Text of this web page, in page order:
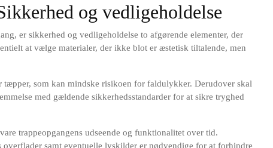
og vedligeholdelse
er sikkerhed og vedligeholdelse to afgørende elementer, der
at vælge materialer, der ikke blot er æstetisk tiltalende, men
som kan mindske risikoen for faldulykker. Derudover skal
med gældende sikkerhedsstandarder for at sikre tryghed
trappeopgangens udseende og funktionalitet over tid.
samt eventuelle lyskilder er nødvendige for at forhindre